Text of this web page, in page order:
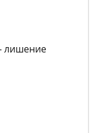
лишение